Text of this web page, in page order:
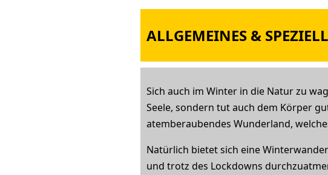
ALLGEMEINES &
Sich auch im Winter in die Natur zu
Seele, sondern tut auch dem Körper
atemberaubendes Wunderland,
Natürlich bietet sich eine
und trotz des Lockdowns